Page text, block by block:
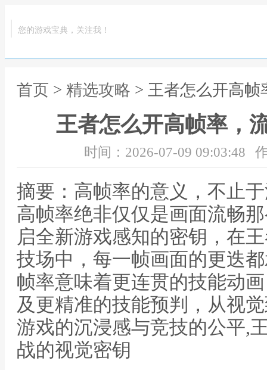
您的游戏宝典，关注我！
首页 > 精选攻略 > 王者怎么开高
王者怎么开高帧率，
时间：2026-07-09 09:03:48
摘要：高帧率的意义，不止
高帧率绝非仅仅是画面流畅
启全新游戏感知的密钥，在
技场中，每一帧画面的更迭
帧率意味着更连贯的技能动
及更精准的技能预判，从视
游戏的沉浸感与竞技的公平,
战的视觉密钥